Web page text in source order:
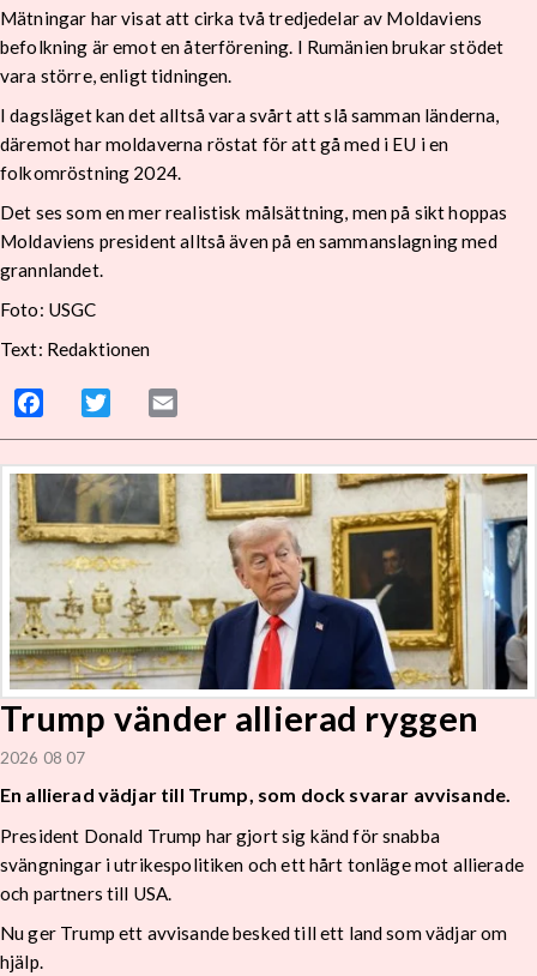
Mätningar har visat att cirka två tredjedelar av Moldaviens
befolkning är emot en återförening. I Rumänien brukar stödet
vara större, enligt tidningen.
I dagsläget kan det alltså vara svårt att slå samman länderna,
däremot har moldaverna röstat för att gå med i EU i en
folkomröstning 2024.
Det ses som en mer realistisk målsättning, men på sikt hoppas
Moldaviens president alltså även på en sammanslagning med
grannlandet.
Foto: USGC
Text: Redaktionen
Facebook Twitter
Trump vänder allierad ryggen
2026 08 07
En allierad vädjar till Trump, som dock svarar avvisande.
President Donald Trump har gjort sig känd för snabba
svängningar i utrikespolitiken och ett hårt tonläge mot allierade
och partners till USA.
Nu ger Trump ett avvisande besked till ett land som vädjar om
hjälp.